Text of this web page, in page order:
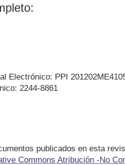
Electrónico: PPI
2244-8861
publicados en esta
Commons Atribución -No